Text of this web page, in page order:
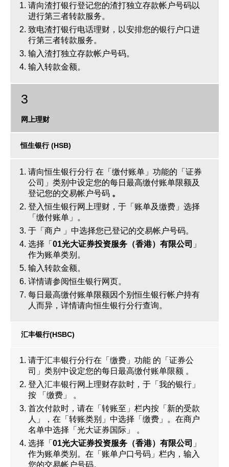
请向渣打银行登记您的渣打独立存款帐户号码以
进行第三者转款服务。
致电渣打银行电话理财，以安排您的银行户口进
行第三者转款服务。
输入渣打独立存款帐户号码。
输入转款金额。
3
网上理财
恒生银行 (HSB)
请向恒生银行分行 在「缴付账单」功能的「证券
公司」类别中设定您的每日最高缴付账单限额及
登记您的交易帐户号码 。
登入恒生银行网上理财，于「账单及缴费」选择
「缴付账单」。
于「商户 」中选择您已登记的交易帐户号码。
选择「 01光大证券投资服务（香港）有限公司 」
作为账单类别。
输入转款金额。
详情请参阅恒生银行网页。
每日最高缴付账单限额因个别恒生银行帐户持有
人而异，详情请向恒生银行分行查询。
汇丰银行(HSBC)
请于汇丰银行分行在「缴费」功能 的「证券公
司」类别中设定您的每日最高缴付账单限额 。
登入汇丰银行网上理财存款时，于「我的银行」
按 「缴费」 。
首次付款时，请在「转账至」栏内按「新的受款
人」，在「转账类别」中选择「缴费」。在商户
名单中选择「光大证券国际」 。
选择「 01光大证券投资服务（香港）有限公司 」
作为账单类别。在「账单户口号码」栏内，输入
您的交易帐户号码。